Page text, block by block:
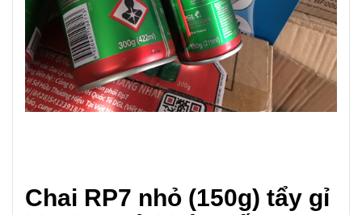
Chai RP7 nhỏ (150g) tẩy gỉ